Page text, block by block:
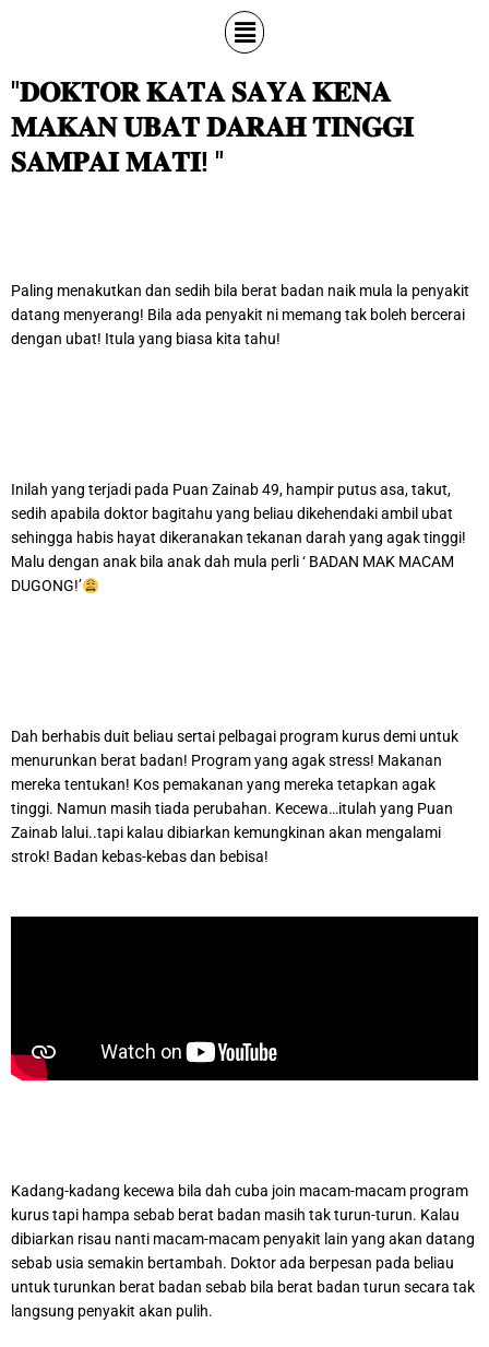
Menu
"𝐃𝐎𝐊𝐓𝐎𝐑 𝐊𝐀𝐓𝐀 𝐒𝐀𝐘𝐀 𝐊𝐄𝐍𝐀
𝐌𝐀𝐊𝐀𝐍 𝐔𝐁𝐀𝐓 𝐃𝐀𝐑𝐀𝐇 𝐓𝐈𝐍𝐆𝐆𝐈
𝐒𝐀𝐌𝐏𝐀𝐈 𝐌𝐀𝐓𝐈! "
Paling menakutkan dan sedih bila berat badan naik mula la penyakit
datang menyerang! Bila ada penyakit ni memang tak boleh bercerai
dengan ubat! Itula yang biasa kita tahu!
Inilah yang terjadi pada Puan Zainab 49, hampir putus asa, takut,
sedih apabila doktor bagitahu yang beliau dikehendaki ambil ubat
sehingga habis hayat dikeranakan tekanan darah yang agak tinggi!
Malu dengan anak bila anak dah mula perli ‘ BADAN MAK MACAM
DUGONG!’
Dah berhabis duit beliau sertai pelbagai program kurus demi untuk
menurunkan berat badan! Program yang agak stress! Makanan
mereka tentukan! Kos pemakanan yang mereka tetapkan agak
tinggi. Namun masih tiada perubahan. Kecewa…itulah yang Puan
Zainab lalui..tapi kalau dibiarkan kemungkinan akan mengalami
strok! Badan kebas-kebas dan bebisa!
Kadang-kadang kecewa bila dah cuba join macam-macam program
kurus tapi hampa sebab berat badan masih tak turun-turun. Kalau
dibiarkan risau nanti macam-macam penyakit lain yang akan datang
sebab usia semakin bertambah. Doktor ada berpesan pada beliau
untuk turunkan berat badan sebab bila berat badan turun secara tak
langsung penyakit akan pulih.